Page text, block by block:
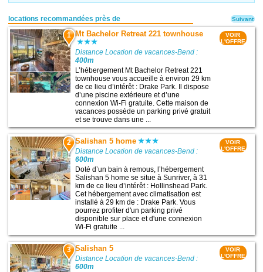
locations recommandées près de
1 Mt Bachelor Retreat 221 townhouse
Distance Location de vacances-Bend :
400m
L’hébergement Mt Bachelor Retreat 221
townhouse vous accueille à environ 29 km
de ce lieu d’intérêt : Drake Park. Il dispose
d’une piscine extérieure et d’une
connexion Wi-Fi gratuite. Cette maison de
vacances possède un parking privé gratuit
et se trouve dans une ...
VOIR
L'OFFRE
2 Salishan 5 home
Distance Location de vacances-Bend :
600m
Doté d’un bain à remous, l’hébergement
Salishan 5 home se situe à Sunriver, à 31
km de ce lieu d’intérêt : Hollinshead Park.
Cet hébergement avec climatisation est
installé à 29 km de : Drake Park. Vous
pourrez profiter d'un parking privé
disponible sur place et d'une connexion
Wi-Fi gratuite ...
VOIR
L'OFFRE
3 Salishan 5
Distance Location de vacances-Bend :
600m
VOIR
L'OFFRE
Suivant